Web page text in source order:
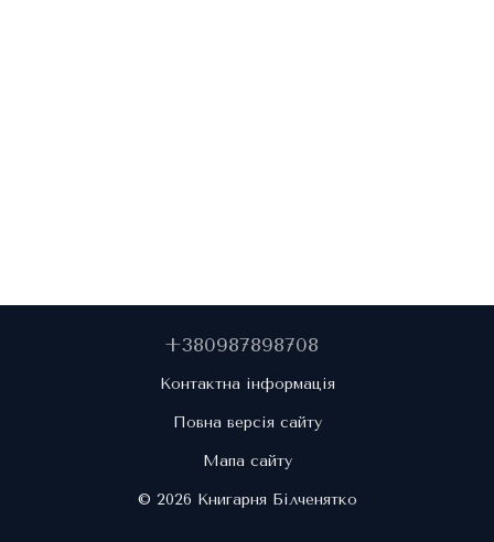
+380987898708
Контактна інформація
Повна версія сайту
Мапа сайту
© 2026 Книгарня Білченятко